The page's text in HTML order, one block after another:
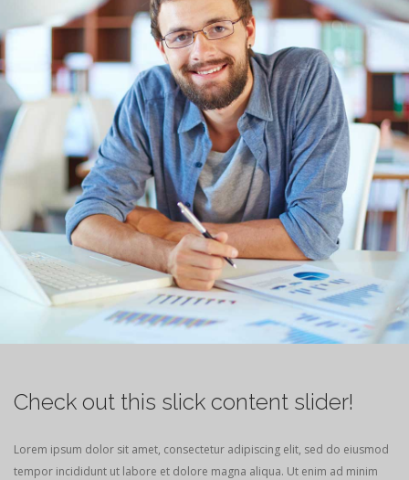
Check out this slick content slider!
Lorem ipsum dolor sit amet, consectetur adipiscing elit, sed do eiusmod
tempor incididunt ut labore et dolore magna aliqua. Ut enim ad minim